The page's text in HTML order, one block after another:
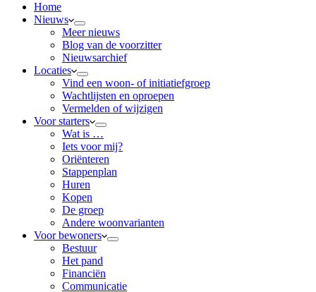
Home
Nieuws
Meer nieuws
Blog van de voorzitter
Nieuwsarchief
Locaties
Vind een woon- of initiatiefgroep
Wachtlijsten en oproepen
Vermelden of wijzigen
Voor starters
Wat is …
Iets voor mij?
Oriënteren
Stappenplan
Huren
Kopen
De groep
Andere woonvarianten
Voor bewoners
Bestuur
Het pand
Financiën
Communicatie